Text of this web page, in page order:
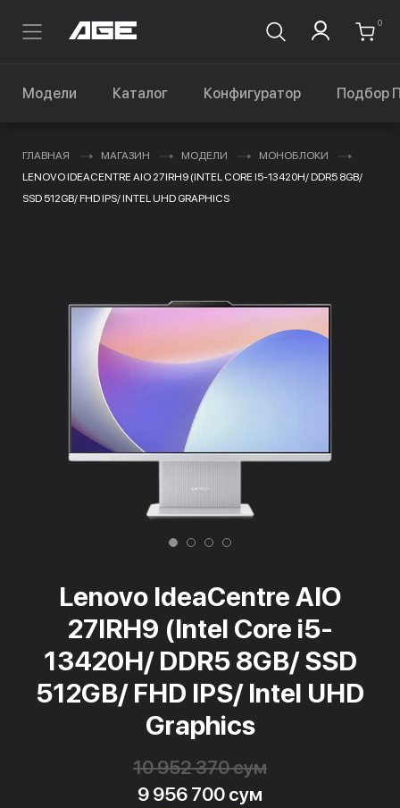
0
Модели Каталог Конфигуратор Подбор
ГЛАВНАЯ МАГАЗИН МОДЕЛИ
МОНОБЛОКИ
LENOVO IDEACENTRE AIO 27IRH9 (INTEL CORE I5-13420H/ DDR5 8GB/
SSD 512GB/ FHD IPS/ INTEL UHD GRAPHICS
Lenovo IdeaCentre AIO
27IRH9 (Intel Core i5-
13420H/ DDR5 8GB/ SSD
512GB/ FHD IPS/ Intel UHD
Graphics
10 952 370 сум
9 956 700 сум